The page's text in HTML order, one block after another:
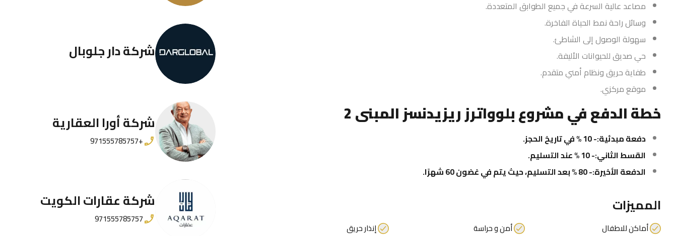
مصاعد عالية السرعة في جميع الطوابق المتعددة.
وسائل راحة نمط الحياة الفاخرة.
سهولة الوصول إلى الشاطئ.
حي صديق للحيوانات الأليفة.
طفاية حريق ونظام أمني متقدم.
موقع مركزي.
خطة الدفع في مشروع بلوواترز ريزيدنسز المبنى 2
دفعة مبدئية:- 10 % في تاريخ الحجز.
القسط الثاني:- 10 % عند التسليم.
الدفعة الأخيرة:- 80 % بعد التسليم، حيث يتم في غضون 60 شهرًا.
المميزات
أماكن للاطفال أمن و حراسة
إنذار حريق
شركة دار جلوبال
شركة أورا العقارية
+971555785757
شركة عقارات الكويت
971555785757